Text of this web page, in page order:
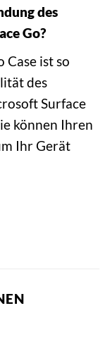
des
Go?
Case ist so
des
Surface
können Ihren
Ihr Gerät